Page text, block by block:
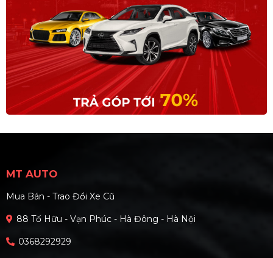
MT AUTO
Mua Bán - Trao Đổi Xe Cũ
88 Tố Hữu - Vạn Phúc - Hà Đông - Hà Nội
0368292929